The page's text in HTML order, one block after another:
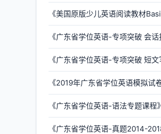
《美国原版少儿英语阅读教材
《广东省学位英语-专项突破 会
《广东省学位英语-专项突破 短
《2019年广东省学位英语模拟试
《广东省学位英语-语法专题课
《广东省学位英语-真题2014-